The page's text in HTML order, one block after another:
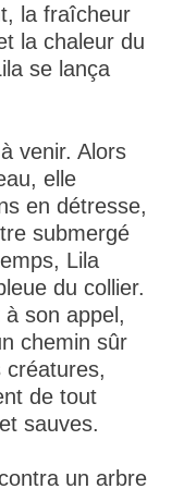
la fraîcheur
la chaleur du
se lança
venir. Alors
elle
en détresse,
submergé
Lila
du collier.
à son appel,
chemin sûr
créatures,
de tout
sauves.
un arbre